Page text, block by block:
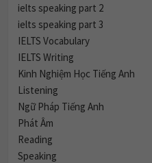
ielts speaking part 2
ielts speaking part 3
IELTS Vocabulary
IELTS Writing
Kinh Nghiệm Học Tiếng Anh
Listening
Ngữ Pháp Tiếng Anh
Phát Âm
Reading
Speaking